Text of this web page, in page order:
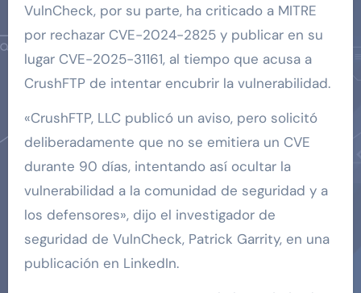
VulnCheck, por su parte, ha criticado a MITRE
por rechazar CVE-2024-2825 y publicar en su
lugar CVE-2025-31161, al tiempo que acusa a
CrushFTP de intentar encubrir la vulnerabilidad.
«CrushFTP, LLC publicó un aviso, pero solicitó
deliberadamente que no se emitiera un CVE
durante 90 días, intentando así ocultar la
vulnerabilidad a la comunidad de seguridad y a
los defensores», dijo el investigador de
seguridad de VulnCheck, Patrick Garrity, en una
publicación en LinkedIn.